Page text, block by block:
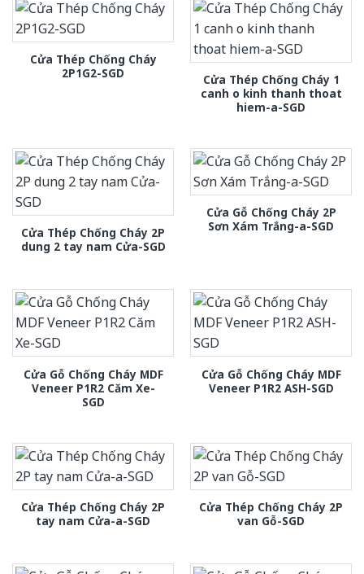
Cửa Thép Chống Cháy
2P1G2-SGD
Cửa Thép Chống Cháy 1
canh o kinh thanh thoat
hiem-a-SGD
Cửa Thép Chống Cháy 2P
dung 2 tay nam Cửa-SGD
Cửa Gỗ Chống Cháy 2P
Sơn Xám Trắng-a-SGD
Cửa Gỗ Chống Cháy MDF
Veneer P1R2 Căm Xe-
SGD
Cửa Gỗ Chống Cháy MDF
Veneer P1R2 ASH-SGD
Cửa Thép Chống Cháy 2P
tay nam Cửa-a-SGD
Cửa Thép Chống Cháy 2P
van Gỗ-SGD